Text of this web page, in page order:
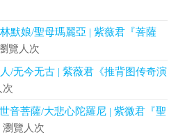
默娘/聖母瑪麗亞 | 紫薇君『菩薩
覽人次
/无今无古 | 紫薇君《推背图传奇演
次
音菩薩/大悲心陀羅尼 | 紫微君『聖
瀏覽人次